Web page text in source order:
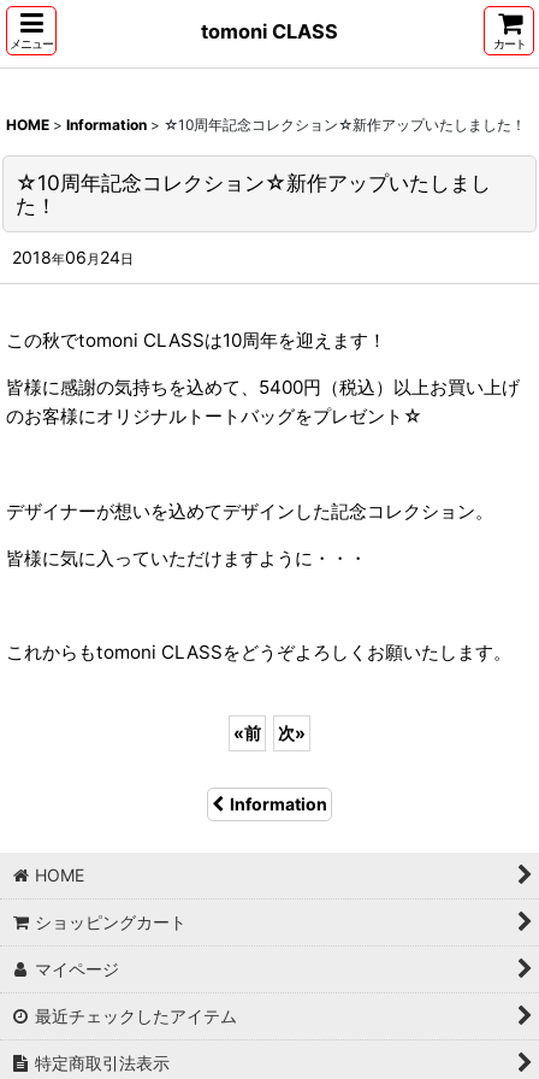
メニュー
tomoni CLASS
カート
HOME > Information > ☆10周年記念コレクション☆新作アップいたしました！
☆10周年記念コレクション☆新作アップいたしまし
た！
2018年06 月 24日
この秋でtomoni CLASSは10周年を迎えます！
皆様に感謝の気持ちを込めて、5400円（税込）以上お買い上げ
のお客様にオリジナルトートバッグをプレゼント☆
デザイナーが想いを込めてデザインした記念コレクション。
皆様に気に入っていただけますように・・・
これからもtomoni CLASSをどうぞよろしくお願いたします。
«前 次»
Information
HOME
ショッピングカート
マイページ
最近チェックしたアイテム
特定商取引法表示